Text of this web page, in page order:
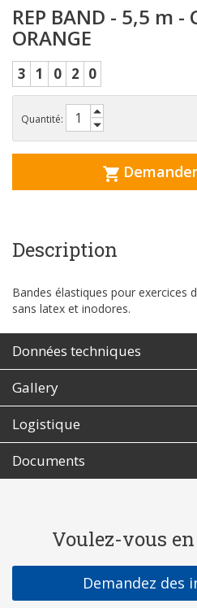
REP BAND - 5,5 m -
ORANGE
3 1 0 2 0
Quantité:
Description
Bandes élastiques pour exercices
sans latex et inodores.
Données techniques
Gallery
Logistique
Documents
Voulez-vous
Demandez des